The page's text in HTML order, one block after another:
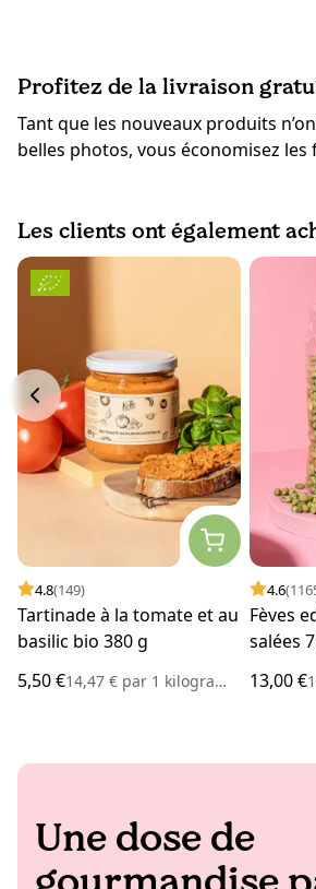
Profitez de la livraison
Tant que les nouveaux produits
belles photos, vous économisez les
Les clients ont également
4.8(149)
Tartinade à la tomate et au
basilic bio 380 g
5,50 €14,47 € par 1 kilogramme
4.6
Fèves
salées
13,00 €
Une dose de